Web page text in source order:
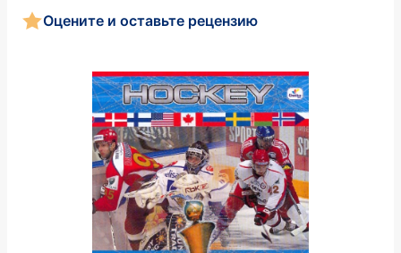
Оцените и оставьте рецензию